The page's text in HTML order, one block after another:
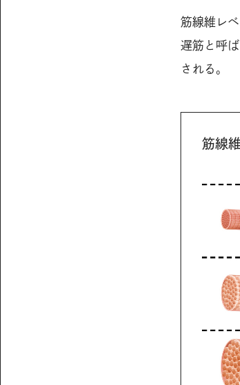
筋線維レ
遅筋と呼
される。
筋線